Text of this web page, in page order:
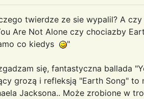
twierdze ze sie wypalil? A
Are Not Alone czy chociazby
co kiedys
"
się, fantastyczna ballada
grozą i refleksją "Earth Song"
Jacksona.. Może zrobione w